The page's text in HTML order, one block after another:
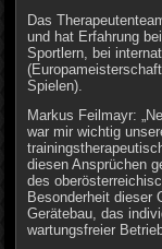
Das
und hat Erfahrung
Sportlern, bei
Spielen).
Markus Feilmayr:
war mir wichtig
diesen Ansprüchen
des
Besonderheit dieser
Gerätebau, das
wartungsfreier